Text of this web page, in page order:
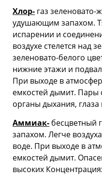
Хлор- газ зеленовато-
удушающим запахом.
испарении и
воздухе стелется над
зеленовато-белого
нижние этажи и
При выходе в
емкостей дымит. Пары
органы дыхания, глаза
Аммиак- бесцветный
запахом. Легче
воде. При выходе в
емкостей дымит.
высоких